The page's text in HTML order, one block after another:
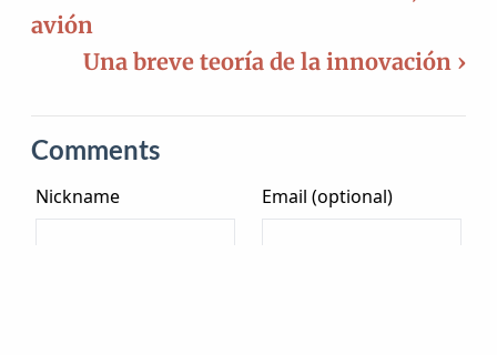
avión
Una breve teoría de la innovación ›
Comments